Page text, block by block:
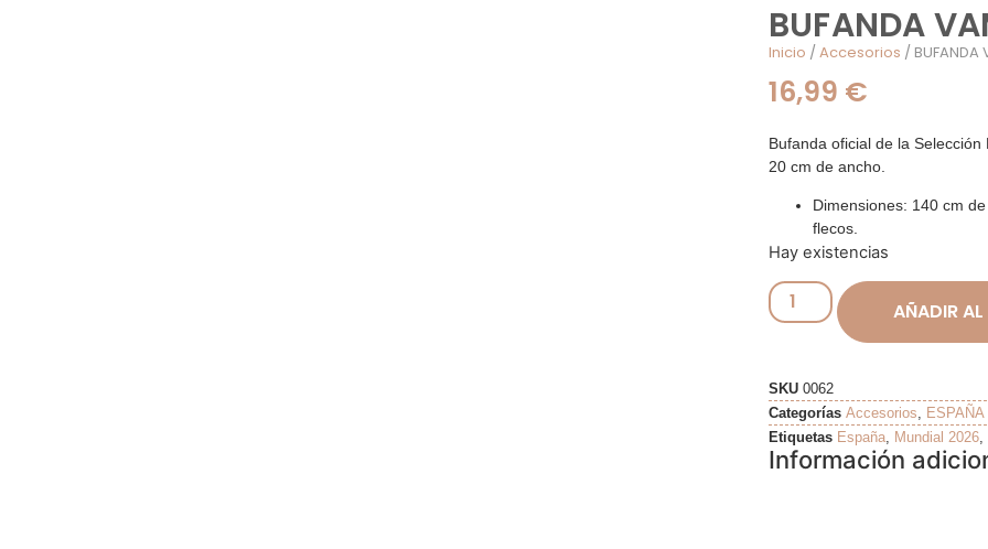
BUFANDA
Inicio /Accesorios / BUFANDA
16,99 €
Bufanda oficial de la
20 cm de ancho.
Dimensiones: 140 cm
flecos.
Hay existencias
AÑADIR
SKU 0062
Categorías Accesorios
ESPAÑA
Etiquetas España Mundial 2026
Información